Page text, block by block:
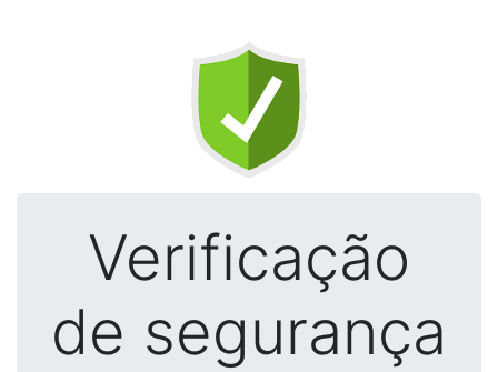
Verificação
de segurança